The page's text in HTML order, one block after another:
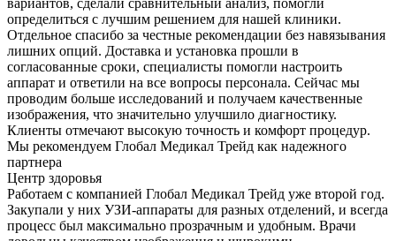
определиться с лучшим решением для нашей клиники.
Отдельное спасибо за честные рекомендации без навязывания
лишних опций. Доставка и установка прошли в
согласованные сроки, специалисты помогли настроить
аппарат и ответили на все вопросы персонала. Сейчас мы
проводим больше исследований и получаем качественные
изображения, что значительно улучшило диагностику.
Клиенты отмечают высокую точность и комфорт процедур.
Мы рекомендуем Глобал Медикал Трейд как надежного
партнера
Центр здоровья
Работаем с компанией Глобал Медикал Трейд уже второй год.
Закупали у них УЗИ-аппараты для разных отделений, и всегда
процесс был максимально прозрачным и удобным. Врачи